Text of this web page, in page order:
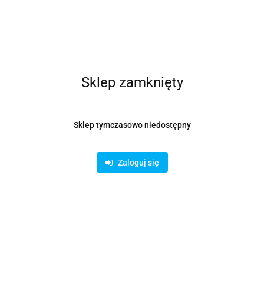
Sklep zamknięty
Sklep tymczasowo niedostępny
Zaloguj się